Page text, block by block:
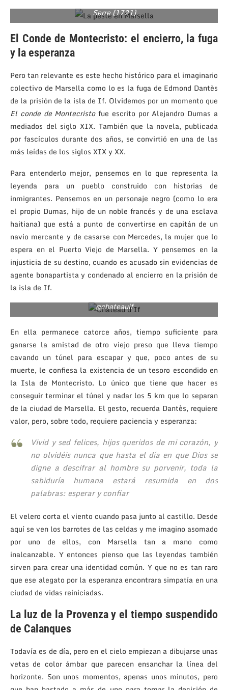
Serre (1721)
El Conde de Montecristo: el encierro, la fuga
y la esperanza
Pero tan relevante es este hecho histórico para el imaginario
colectivo de Marsella como lo es la fuga de Edmond Dantès
de la prisión de la isla de If. Olvidemos por un momento que
El conde de Montecristofue escrito por Alejandro Dumas a
mediados del siglo XIX. También que la novela, publicada
por fascículos durante dos años, se convirtió en una de las
más leídas de los siglos XIX y XX.
Para entenderlo mejor, pensemos en lo que representa la
leyenda para un pueblo construido con historias de
inmigrantes. Pensemos en un personaje negro (como lo era
el propio Dumas, hijo de un noble francés y de una esclava
haitiana) que está a punto de convertirse en capitán de un
navío mercante y de casarse con Mercedes, la mujer que lo
espera en el Puerto Viejo de Marsella. Y pensemos en la
injusticia de su destino, cuando es acusado sin evidencias de
agente bonapartista y condenado al encierro en la prisión de
la isla de If.El castillo de la isla de If es la prisión en la que
@chateauif
En ella permanece catorce años, tiempo suficiente para
ganarse la amistad de otro viejo preso que lleva tiempo
cavando un túnel para escapar y que, poco antes de su
muerte, le confiesa la existencia de un tesoro escondido en
la Isla de Montecristo. Lo único que tiene que hacer es
conseguir terminar el túnel y nadar los 5 km que lo separan
de la ciudad de Marsella. El gesto, recuerda Dantès, requiere
valor, pero, sobre todo, requiere paciencia y esperanza:
Vivid y sed felices, hijos queridos de mi corazón, y
no olvidéis nunca que hasta el día en que Dios se
digne a descifrar al hombre su porvenir, toda la
sabiduría humana estará resumida en dos
palabras: esperar y confiar
El velero corta el viento cuando pasa junto al castillo. Desde
aquí se ven los barrotes de las celdas y me imagino asomado
por uno de ellos, con Marsella tan a mano como
inalcanzable. Y entonces pienso que las leyendas también
sirven para crear una identidad común. Y que no es tan raro
que ese alegato por la esperanza encontrara simpatía en una
ciudad de vidas reiniciadas.
La luz de la Provenza y el tiempo suspendido
de Calanques
Todavía es de día, pero en el cielo empiezan a dibujarse unas
vetas de color ámbar que parecen ensanchar la línea del
horizonte. Son unos momentos, apenas unos minutos, pero